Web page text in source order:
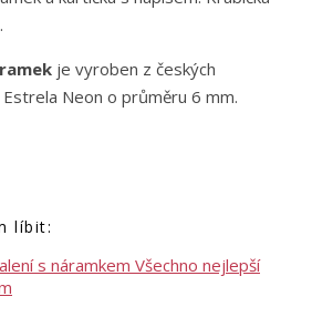
je vyroben z českých
Estrela Neon o průměru 6 mm.
líbit: